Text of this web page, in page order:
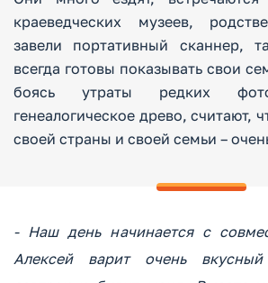
краеведческих музеев,
завели портативный сканнер,
всегда готовы показывать свои
боясь утраты редких
генеалогическое древо, считают,
своей страны и своей семьи –
- Наш день начинается с
Алексей варит очень